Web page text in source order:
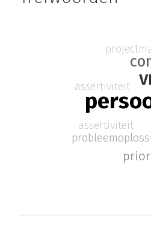
assertiviteit
assertiviteit